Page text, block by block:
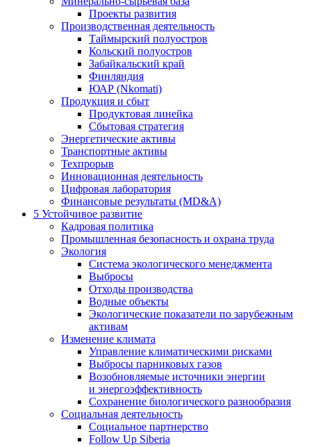
Проекты развития
Производственная деятельность
Таймырский полуостров
Кольский полуостров
Забайкальский край
Финляндия
ЮАР (Nkomati)
Продукция и сбыт
Продуктовая линейка
Сбытовая стратегия
Энергетические активы
Транспортные активы
Техпрорыв
Инновационная деятельность
Цифровая лаборатория
Финансовые результаты (MD&A)
5 Устойчивое развитие
Кадровая политика
Промышленная безопасность и охрана труда
Экология
Система экологического менеджмента
Выбросы
Отходы производства
Водные объекты
Экологические показатели по зарубежным
активам
Изменение климата
Управление климатическими рисками
Выбросы парниковых газов
Возобновляемые источники энергии
и энергоэффективность
Сохранение биологического разнообразия
Социальная деятельность
Социальное партнерство
Follow Up Siberia